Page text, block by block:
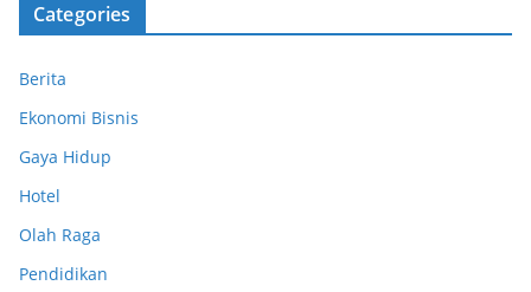
Categories
Berita
Ekonomi Bisnis
Gaya Hidup
Hotel
Olah Raga
Pendidikan